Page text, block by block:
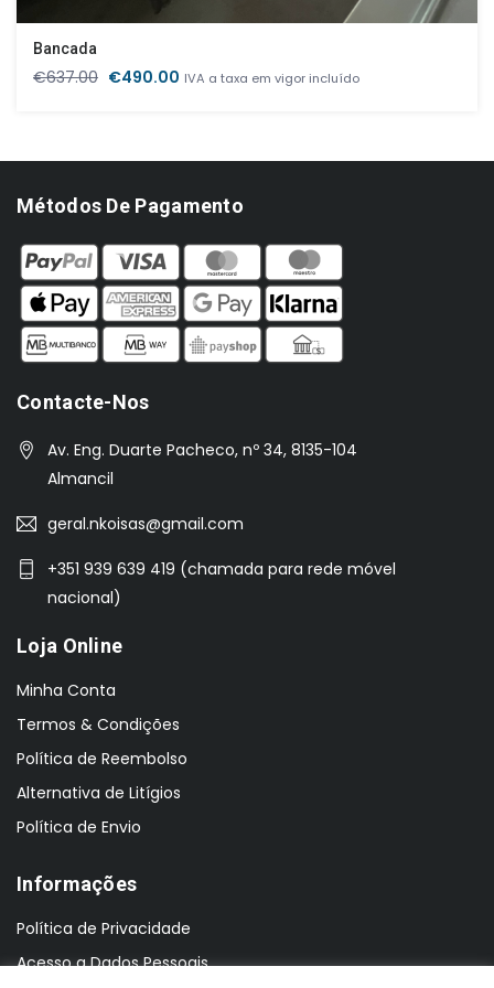
Bancada
€637.00 O
€637.00.
€490.00 O
€490.00.
IVA a taxa em vigor incluído
Métodos De Pagamento
Contacte-Nos
Av. Eng. Duarte Pacheco, nº 34, 8135-104
Almancil
geral.nkoisas@gmail.com
+351 939 639 419 (chamada para rede móvel
nacional)
Loja Online
Minha Conta
Termos & Condições
Política de Reembolso
Alternativa de Litígios
Política de Envio
Informações
Política de Privacidade
Acesso a Dados Pessoais